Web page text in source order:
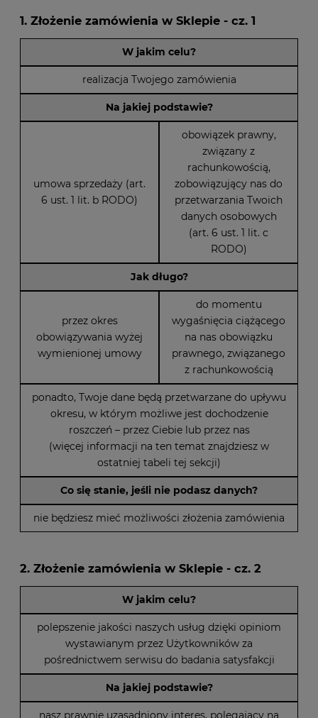
1. Złożenie zamówienia w Sklepie - cz. 1
W jakim celu?
realizacja Twojego zamówienia
Na jakiej podstawie?
umowa sprzedaży (art.
6 ust. 1 lit. b RODO)
obowiązek prawny,
związany z
rachunkowością,
zobowiązujący nas do
przetwarzania Twoich
danych osobowych
(art. 6 ust. 1 lit. c
RODO)
Jak długo?
przez okres
obowiązywania wyżej
wymienionej umowy
do momentu
wygaśnięcia ciążącego
na nas obowiązku
prawnego, związanego
z rachunkowością
ponadto, Twoje dane będą przetwarzane do upływu
okresu, w którym możliwe jest dochodzenie
roszczeń – przez Ciebie lub przez nas
(więcej informacji na ten temat znajdziesz w
ostatniej tabeli tej sekcji)
Co się stanie, jeśli nie podasz danych?
nie będziesz mieć możliwości złożenia zamówienia
2. Złożenie zamówienia w Sklepie - cz. 2
W jakim celu?
polepszenie jakości naszych usług dzięki opiniom
wystawianym przez Użytkowników za
pośrednictwem serwisu do badania satysfakcji
Na jakiej podstawie?
nasz prawnie uzasadniony interes, polegający na